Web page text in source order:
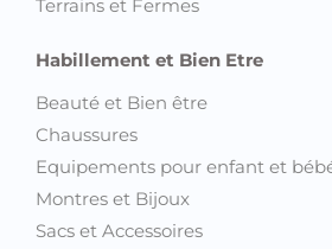
Terrains et Fermes
Habillement et Bien Etre
Beauté et Bien être
Chaussures
Equipements pour enfant et
Montres et Bijoux
Sacs et Accessoires